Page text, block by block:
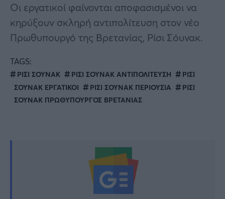
Οι εργατικοί φαίνονται αποφασισμένοι να
κηρύξουν σκληρή αντιπολίτευση στον νέο
Πρωθυπουργό της Βρετανίας, Ρίσι Σόυνακ.
TAGS:
ΡΙΣΙ ΣΟΥΝΑΚ ΡΙΣΙ ΣΟΥΝΑΚ ΑΝΤΙΠΟΛΙΤΕΥΣΗ
ΡΙΣΙ
ΣΟΥΝΑΚ ΕΡΓΑΤΙΚΟΙ
ΡΙΣΙ ΣΟΥΝΑΚ ΠΕΡΙΟΥΣΙΑ
ΡΙΣΙ
ΣΟΥΝΑΚ ΠΡΩΘΥΠΟΥΡΓΟΣ ΒΡΕΤΑΝΙΑΣ